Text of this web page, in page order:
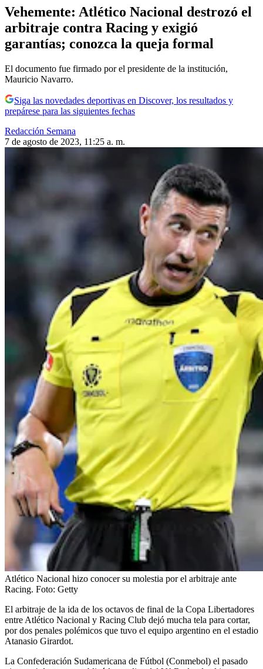
Vehemente: Atlético Nacional destrozó el
arbitraje contra Racing y exigió
garantías; conozca la queja formal
El documento fue firmado por el presidente de la institución,
Mauricio Navarro.
Siga las novedades deportivas en Discover, los resultados y
prepárese para las siguientes fechas
Redacción Semana
7 de agosto de 2023, 11:25 a. m.
Atlético Nacional hizo conocer su molestia por el arbitraje ante
Racing. Foto: Getty
El arbitraje de la ida de los octavos de final de la Copa Libertadores
entre Atlético Nacional y Racing Club dejó mucha tela para cortar,
por dos penales polémicos que tuvo el equipo argentino en el estadio
Atanasio Girardot.
La Confederación Sudamericana de Fútbol (Conmebol) el pasado